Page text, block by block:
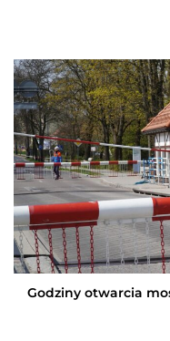
Godziny otwarcia